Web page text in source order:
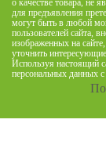
о качестве товара, не
для предъявления
могут быть в любой
пользователей сайта,
изображенных на
уточнить
Используя настоящий
персональных данных